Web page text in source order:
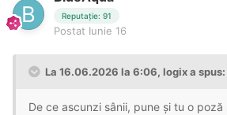
Reputație: 91
Postat Iunie 16
La 16.06.2026 la 6:06, logixa spus:
De ce ascunzi sânii, pune și tu o